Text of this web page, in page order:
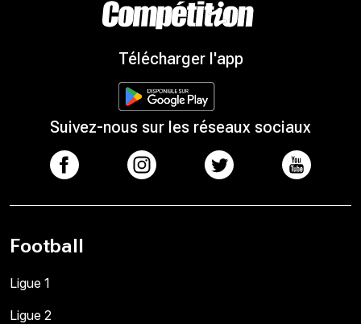
Télécharger l'app
Suivez-nous sur les réseaux sociaux
Football
Ligue 1
Ligue 2